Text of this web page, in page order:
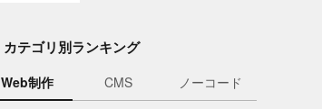
カテゴリ別ランキング
Web制作 CMS ノーコード